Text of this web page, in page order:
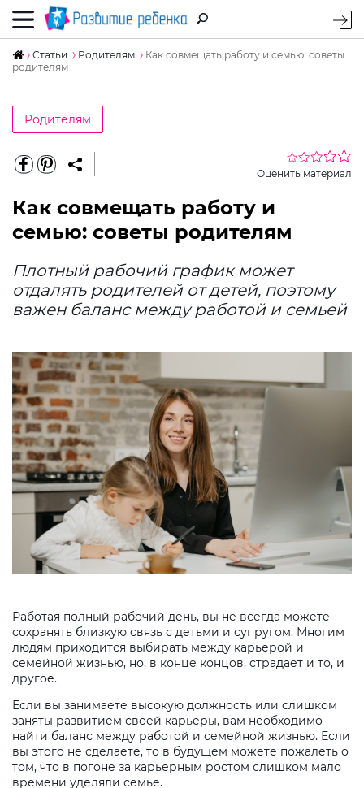
Статьи Родителям
Как совмещать работу и семью: советы
родителям
Родителям
Оценить материал
Как совмещать работу и
семью: советы родителям
Плотный рабочий график может
отдалять родителей от детей, поэтому
важен баланс между работой и семьей
Работая полный рабочий день, вы не всегда можете
сохранять близкую связь с детьми и супругом. Многим
людям приходится выбирать между карьерой и
семейной жизнью, но, в конце концов, страдает и то, и
другое.
Если вы занимаете высокую должность или слишком
заняты развитием своей карьеры, вам необходимо
найти баланс между работой и семейной жизнью. Если
вы этого не сделаете, то в будущем можете пожалеть о
том, что в погоне за карьерным ростом слишком мало
времени уделяли семье.